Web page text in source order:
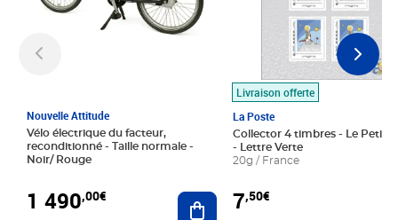
Nouvelle Attitude
Vélo électrique du facteur,
reconditionné - Taille normale -
Noir/ Rouge
1 490,00€ Ajouter au panier
Livraison offerte
La Poste
Collector 4 timbres - Le Petit
- Lettre Verte
20g / France
7,50€